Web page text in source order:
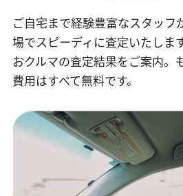
ご自宅まで経験豊富なスタッフ
場でスピーディに査定いたします
おクルマの査定結果をご案内。
費用はすべて無料です。